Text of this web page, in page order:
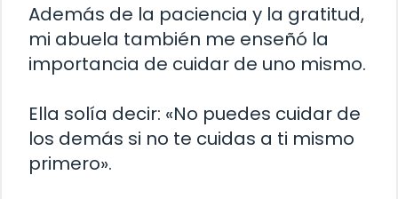
Además de la paciencia y la gratitud,
mi abuela también me enseñó la
importancia de cuidar de uno mismo.
Ella solía decir: «No puedes cuidar de
los demás si no te cuidas a ti mismo
primero».